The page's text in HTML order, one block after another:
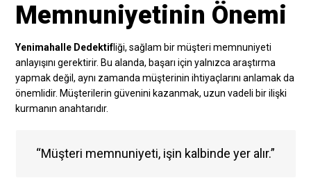
Memnuniyetinin Önemi
Yenimahalle Dedektifliği, sağlam bir müşteri memnuniyeti
anlayışını gerektirir. Bu alanda, başarı için yalnızca araştırma
yapmak değil, aynı zamanda müşterinin ihtiyaçlarını anlamak da
önemlidir. Müşterilerin güvenini kazanmak, uzun vadeli bir ilişki
kurmanın anahtarıdır.
“Müşteri memnuniyeti, işin kalbinde yer alır.”